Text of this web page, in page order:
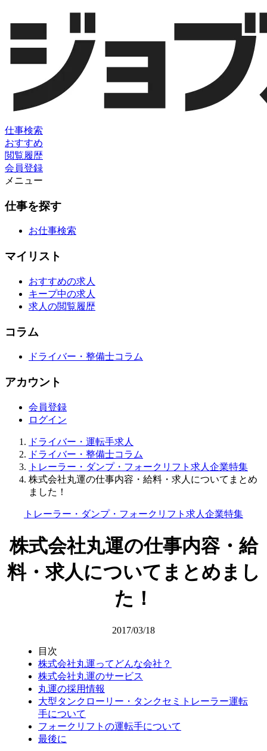
仕事検索
おすすめ
閲覧履歴
会員登録
メニュー
仕事を探す
お仕事検索
マイリスト
おすすめの求人
キープ中の求人
求人の閲覧履歴
コラム
ドライバー・整備士コラム
アカウント
会員登録
ログイン
ドライバー・運転手求人
ドライバー・整備士コラム
トレーラー・ダンプ・フォークリフト求人企業特集
株式会社丸運の仕事内容・給料・求人についてまとめ
ました！
トレーラー・ダンプ・フォークリフト求人企業特集
株式会社丸運の仕事内容・給
料・求人についてまとめまし
た！
2017/03/18
目次
株式会社丸運ってどんな会社？
株式会社丸運のサービス
丸運の採用情報
大型タンクローリー・タンクセミトレーラー運転
手について
フォークリフトの運転手について
最後に